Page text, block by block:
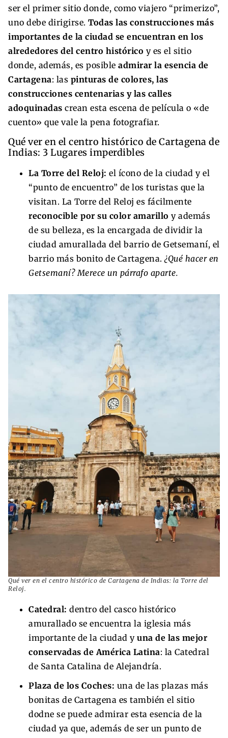
ser el primer sitio donde, como viajero “primerizo”,
uno debe dirigirse. Todas las construcciones más
importantes de la ciudad se encuentran en los
alrededores del centro histórico y es el sitio
donde, además, es posible admirar la esencia de
Cartagena: las pinturas de colores, las
construcciones centenarias y las calles
adoquinadas crean esta escena de película o «de
cuento» que vale la pena fotografiar.
Qué ver en el centro histórico de Cartagena de
Indias: 3 Lugares imperdibles
La Torre del Reloj: el ícono de la ciudad y el
“punto de encuentro” de los turistas que la
visitan. La Torre del Reloj es fácilmente
reconocible por su color amarillo y además
de su belleza, es la encargada de dividir la
ciudad amurallada del barrio de Getsemaní, el
barrio más bonito de Cartagena.¿Qué hacer en
Getsemaní? Merece un párrafo aparte.
Qué ver en el centro histórico de Cartagena de Indias: la Torre del
Reloj.
Catedral: dentro del casco histórico
amurallado se encuentra la iglesia más
importante de la ciudad y una de las mejor
conservadas de América Latina: la Catedral
de Santa Catalina de Alejandría.
Plaza de los Coches: una de las plazas más
bonitas de Cartagena es también el sitio
dodne se puede admirar esta esencia de la
ciudad ya que, además de ser un punto de